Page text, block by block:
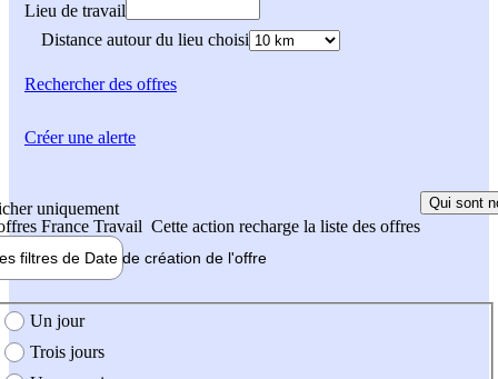
Lieu de travail
Distance autour du lieu choisi
Rechercherdes offres
uniquement
France Travail Cette action recharge la liste des offres
Qui sont
filtres de Date de création de l'offre
création de l'offre
Un jour
Trois jours
Créer une alerte